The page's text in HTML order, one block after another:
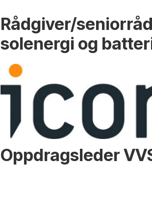
Rådgiver/
solenergi og
Oppdragsleder